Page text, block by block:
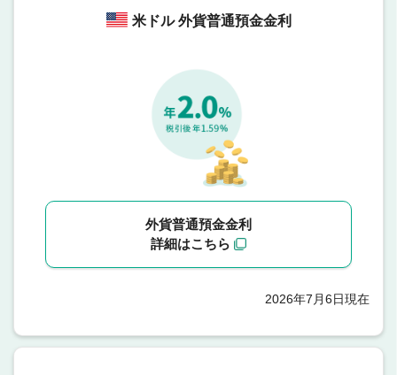
米ドル 外貨普通預金金利
外貨普通預金金利
詳細はこちら
2026年7月6日現在